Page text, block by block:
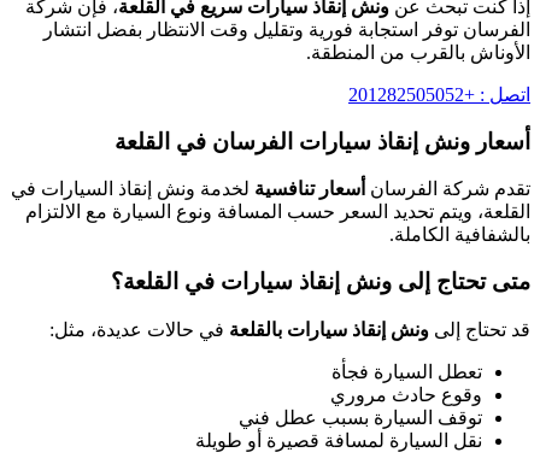
إذا كنت تبحث عن ونش إنقاذ سيارات سريع في القلعة، فإن شركة
الفرسان توفر استجابة فورية وتقليل وقت الانتظار بفضل انتشار
الأوناش بالقرب من المنطقة.
اتصل : +201282505052
أسعار ونش إنقاذ سيارات الفرسان في القلعة
تقدم شركة الفرسان أسعار تنافسية لخدمة ونش إنقاذ السيارات في
القلعة، ويتم تحديد السعر حسب المسافة ونوع السيارة مع الالتزام
بالشفافية الكاملة.
متى تحتاج إلى ونش إنقاذ سيارات في القلعة؟
قد تحتاج إلى ونش إنقاذ سيارات بالقلعة في حالات عديدة، مثل:
تعطل السيارة فجأة
وقوع حادث مروري
توقف السيارة بسبب عطل فني
نقل السيارة لمسافة قصيرة أو طويلة